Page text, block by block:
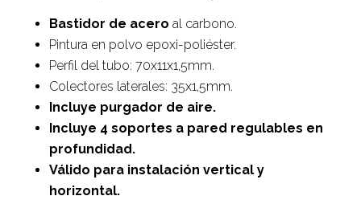
Bastidor de acero al carbono.
Pintura en polvo epoxi-poliéster.
Perfil del tubo: 70x11x1,5mm.
Colectores laterales: 35x1,5mm.
Incluye purgador de aire.
Incluye 4 soportes a pared regulables en
profundidad.
Válido para instalación vertical y
horizontal.